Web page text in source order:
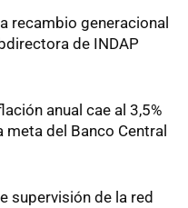
recambio generacional
de INDAP
anual cae al 3,5%
meta del Banco Central
supervisión de la red